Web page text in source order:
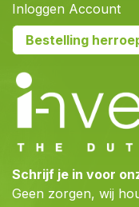
Inloggen Account
Bestelling
Schrijf je in voor
Geen zorgen, wij